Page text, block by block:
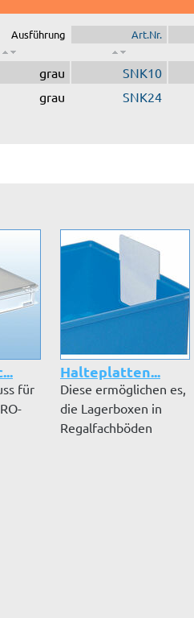
Ausführung Art.Nr.
grau SNK10
grau SNK24
für
Halteplatten...
Diese ermöglichen es,
die Lagerboxen in
Regalfachböden